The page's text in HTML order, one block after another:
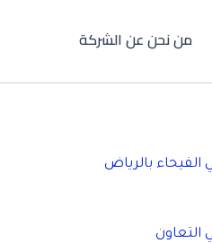
من نحن عن الشركة
بالرياض